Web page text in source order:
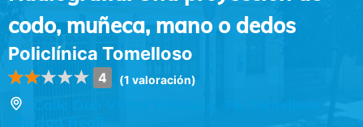
codo, muñeca, mano o dedos
Policlínica Tomelloso
4 (1 valoración)